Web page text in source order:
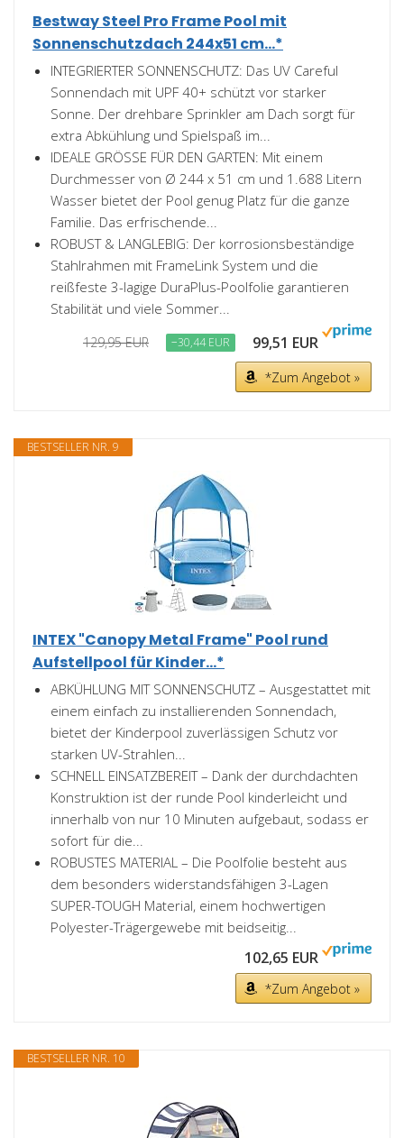
Bestway Steel Pro Frame Pool mit
Sonnenschutzdach 244x51 cm...*
INTEGRIERTER SONNENSCHUTZ: Das UV Careful
Sonnendach mit UPF 40+ schützt vor starker
Sonne. Der drehbare Sprinkler am Dach sorgt für
extra Abkühlung und Spielspaß im...
IDEALE GRÖSSE FÜR DEN GARTEN: Mit einem
Durchmesser von Ø 244 x 51 cm und 1.688 Litern
Wasser bietet der Pool genug Platz für die ganze
Familie. Das erfrischende...
ROBUST & LANGLEBIG: Der korrosionsbeständige
Stahlrahmen mit FrameLink System und die
reißfeste 3-lagige DuraPlus-Poolfolie garantieren
Stabilität und viele Sommer...
129,95 EUR −30,44 EUR 99,51 EUR
*Zum Angebot »
BESTSELLER NR. 9
INTEX "Canopy Metal Frame" Pool rund
Aufstellpool für Kinder...*
ABKÜHLUNG MIT SONNENSCHUTZ – Ausgestattet mit
einem einfach zu installierenden Sonnendach,
bietet der Kinderpool zuverlässigen Schutz vor
starken UV-Strahlen...
SCHNELL EINSATZBEREIT – Dank der durchdachten
Konstruktion ist der runde Pool kinderleicht und
innerhalb von nur 10 Minuten aufgebaut, sodass er
sofort für die...
ROBUSTES MATERIAL – Die Poolfolie besteht aus
dem besonders widerstandsfähigen 3-Lagen
SUPER-TOUGH Material, einem hochwertigen
Polyester-Trägergewebe mit beidseitig...
102,65 EUR
*Zum Angebot »
BESTSELLER NR. 10